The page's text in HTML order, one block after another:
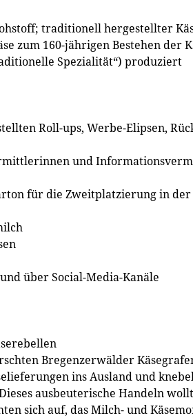
traditionell hergestellter
zum 160-jährigen Bestehen der
Spezialität“) produziert
Roll-ups, Werbe-Elipsen,
und
für die Zweitplatzierung in der
über Social-Media-Kanäle
Bregenzerwälder
ins Ausland und
ausbeuterische Handeln
sich auf, das Milch- und